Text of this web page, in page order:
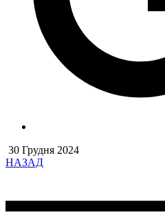
30 Грудня 2024
НАЗАД